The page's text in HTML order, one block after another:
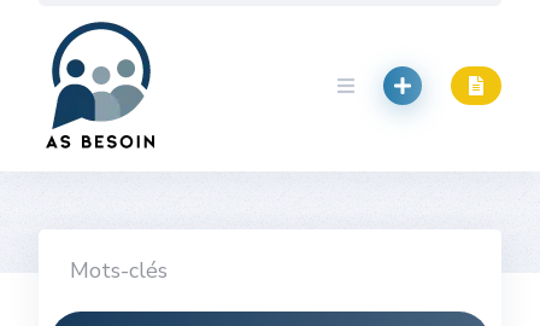
content